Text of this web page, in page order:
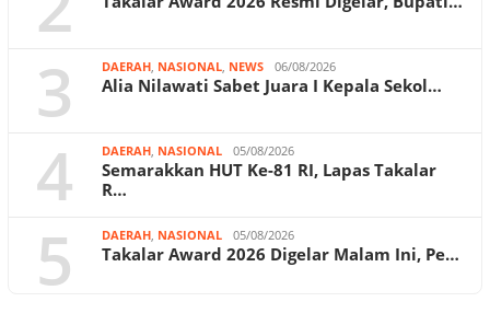
3 DAERAH NASIONAL NEWS 06/08/2026
Alia Nilawati Sabet Juara I Kepala Sekol…
4 DAERAH NASIONAL 05/08/2026
Semarakkan HUT Ke-81 RI, Lapas Takalar
R…
5 DAERAH NASIONAL 05/08/2026
Takalar Award 2026 Digelar Malam Ini, Pe…